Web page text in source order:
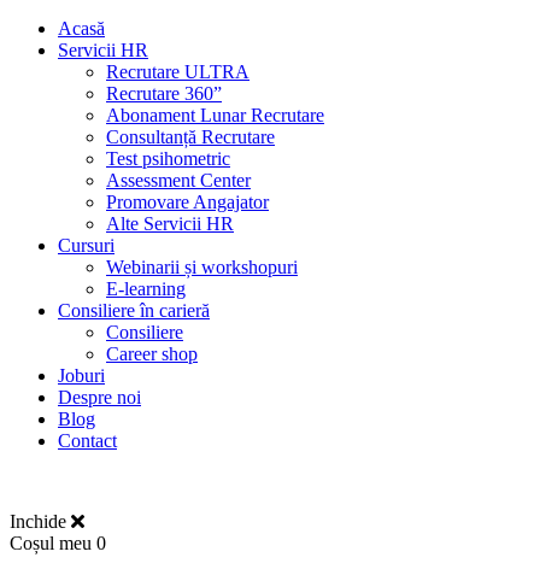
Acasă
Servicii HR
Recrutare ULTRA
Recrutare 360”
Abonament Lunar Recrutare
Consultanță Recrutare
Test psihometric
Assessment Center
Promovare Angajator
Alte Servicii HR
Cursuri
Webinarii și workshopuri
E-learning
Consiliere în carieră
Consiliere
Career shop
Joburi
Despre noi
Blog
Contact
Inchide
Coșul meu 0